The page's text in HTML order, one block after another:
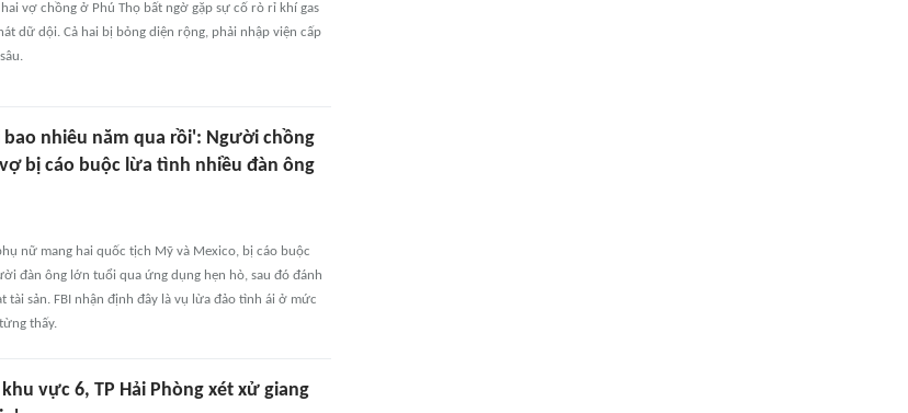
vợ chồng ở Phú Thọ bất ngờ gặp sự cố rò rỉ khí gas
dữ dội. Cả hai bị bỏng diện rộng, phải nhập viện cấp
bao nhiêu năm qua rồi': Người chồng
bị cáo buộc lừa tình nhiều đàn ông
nữ mang hai quốc tịch Mỹ và Mexico, bị cáo buộc
đàn ông lớn tuổi qua ứng dụng hẹn hò, sau đó đánh
tài sản. FBI nhận định đây là vụ lừa đảo tình ái ở mức
thấy.
vực 6, TP Hải Phòng xét xử giang